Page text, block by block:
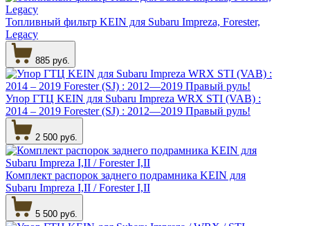
Топливный фильтр KEIN для Subaru Impreza, Forester,
Legacy
885 руб.
Упор ГТЦ KEIN для Subaru Impreza WRX STI (VAB) :
2014 – 2019 Forester (SJ) : 2012—2019 Правый руль!
2 500 руб.
Комплект распорок заднего подрамника KEIN для
Subaru Impreza I,II / Forester I,II
5 500 руб.